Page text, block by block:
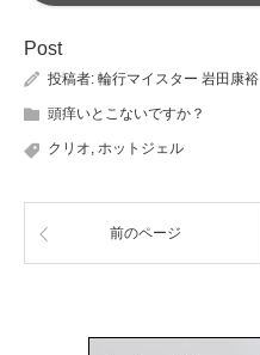
Post
投稿者: 輪行マイスター 岩田康裕
頭痒いとこないですか？
クリオ, ホットジェル
前のページ